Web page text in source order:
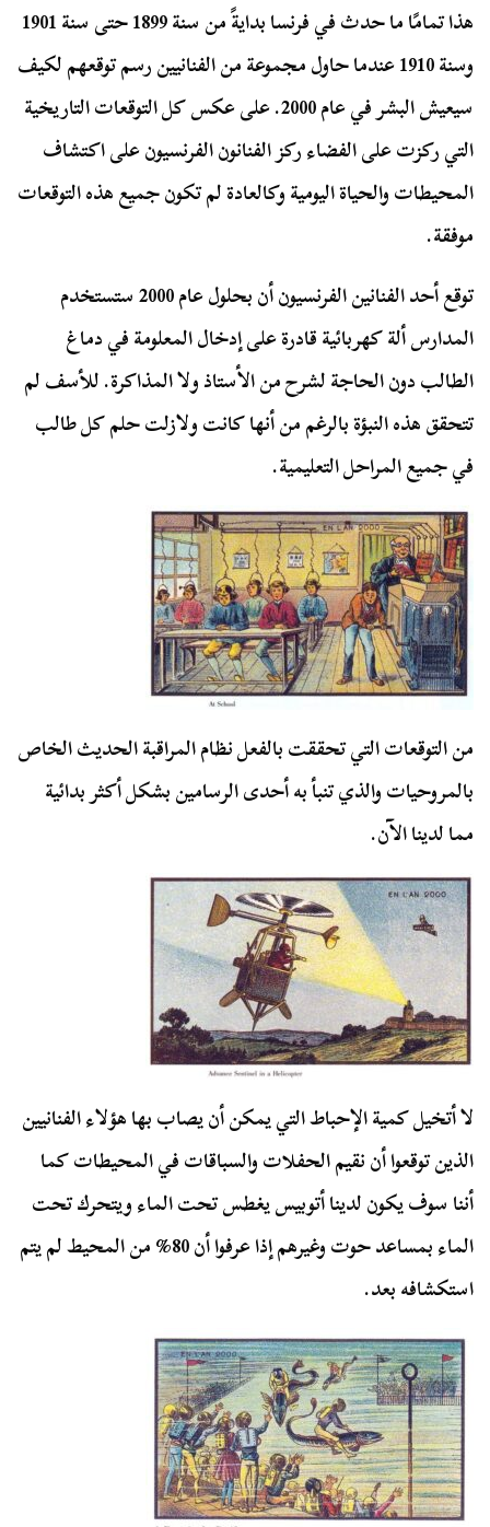
هذا تمامًا ما حدث في فرنسا بدايةً من سنة 1899 حتى سنة 1901
وسنة 1910 عندما حاول مجموعة من الفنانيين رسم توقعهم لكيف
سيعيش البشر في عام 2000. على عكس كل التوقعات التاريخية
التي ركزت على الفضاء ركز الفنانون الفرنسيون على اكتشاف
المحيطات والحياة اليومية وكالعادة لم تكون جميع هذه التوقعات
موفقة.
توقع أحد الفنانين الفرنسيون أن بحلول عام 2000 ستستخدم
المدارس ألة كهربائية قادرة على إدخال المعلومة في دماغ
الطالب دون الحاجة لشرح من الأستاذ ولا المذاكرة. للأسف لم
تتحقق هذه النبؤة بالرغم من أنها كانت ولازلت حلم كل طالب
في جميع المراحل التعليمية.
من التوقعات التي تحققت بالفعل نظام المراقبة الحديث الخاص
بالمروحيات والذي تنبأ به أحدى الرسامين بشكل أكثر بدائية
مما لدينا الآن.
لا أتخيل كمية الإحباط التي يمكن أن يصاب بها هؤلاء الفنانيين
الذين توقعوا أن نقيم الحفلات والسباقات في المحيطات كما
أننا سوف يكون لدينا أتوبيس يغطس تحت الماء ويتحرك تحت
الماء بمساعد حوت وغيرهم إذا عرفوا أن 80% من المحيط لم يتم
استكشافه بعد.